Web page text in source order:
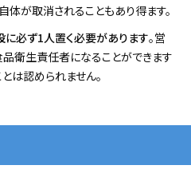
が取消されることもあり得ます。
必ず1人置く必要があります。営
衛生責任者になることができます
は認められません。